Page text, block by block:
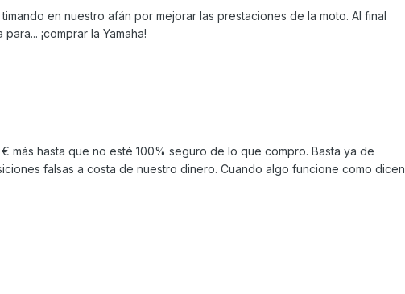
en nuestro afán por mejorar las prestaciones de la moto. Al final
¡comprar la Yamaha!
más hasta que no esté 100% seguro de lo que compro. Basta ya de
falsas a costa de nuestro dinero. Cuando algo funcione como dicen